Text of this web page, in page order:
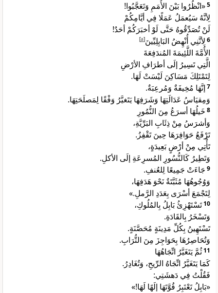
5«انْظُرُوا بَيْنَ الأُمَمِ وَتَعَجَّبُوا!
لِأنَّهُ سَيُعمَلُ عَمَلًا فِي أيَّامِكُمْ
لَنْ تُصَدِّقُوهُ حَتَّى لَوْ أخبَرَكُمْ أحَدٌ!
6 لِأنَّنِي أُنْهِضُ البَابِلِيِّينَ[
a
]
الأُمَّةَ اللَّئِيمَةَ المُندَفِعَةَ
الَّتِي تَسِيرُ إلَى أطرَافِ الأرْضِ
لِتَمْتَلِكَ مَسَاكِنَ لَيْسَتْ لَهَا.
7 إنَّهَا مُخِيفَةٌ وَمُرعِبَةٌ.
وَمِقيَاسُ عَدَالَتِهَا وَشَرَفِهَا يَتَغيَّرُ وَفْقًا لِمَصلَحَتِهَا.
8 خَيلُهَا أسرَعُ مِنَ النُّمُورِ
وَأشرَسُ مِنْ ذِئَابِ البَرِّيَّةِ،
تَرْفَعُ حَوَافِرَهَا حِينَ تَقْفِزُ.
تَأْتِي مِنْ أرْضٍ بَعِيدَةٍ،
وَتَطِيرُ كَالنُّسُورِ المُسرِعَةِ إلَى الأكلِ.
9 جَاءَتْ جَمِيعًا لِلعُنفِ.
وَوُجُوهُهَا مُثَبَّتَةٌ نَحْوَ هَدَفِهَا،
لِتَجْمَعَ أسْرَى بِعَدَدِ الرَّملِ.»
10تَسْتَهْزِئُ بَابِلُ بِالمُلُوكِ،
وَتَسْخَرُ بِالقَادَةِ.
تَسْتَهِينُ بِكُلِّ مَدِينَةٍ مُحَصَّنَةٍ.
وَتُحَاصِرُهَا بِحَوَاجِزَ مِنَ التُّرَابِ.
11ثُمَّ يَتَغَيَّرُ اتِّجَاهُهَا
كَمَا يَتَغَيَّرُ اتِّجَاهُ الرِّيحِ، وَتُغَادِرُ.
فَقُلْتُ فِي دَهشَتِي:
«بَابِلُ تَعْتَبِرُ قُوَّتَهَا إلَهًا لَهَا!»